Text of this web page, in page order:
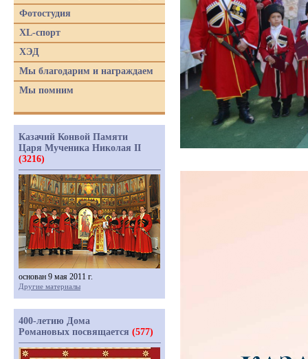
Фотостудия
XL-спорт
ХЭД
Мы благодарим и награждаем
Мы помним
Казачий Конвой Памяти
Царя Мученика Николая II
(3216)
основан 9 мая 2011 г.
Другие материалы
400-летию Дома
Романовых посвящается (577)